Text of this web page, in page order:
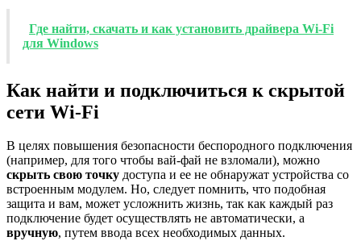
Где найти, скачать и как установить драйвера Wi-Fi
для Windows
Как найти и подключиться к скрытой
сети Wi-Fi
В целях повышения безопасности беспородного подключения
(например, для того чтобы вай-фай не взломали), можно
скрыть свою точку доступа и ее не обнаружат устройства со
встроенным модулем. Но, следует помнить, что подобная
защита и вам, может усложнить жизнь, так как каждый раз
подключение будет осуществлять не автоматически, а
вручную, путем ввода всех необходимых данных.